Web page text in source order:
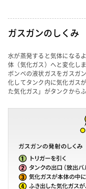
ガスガンのしくみ
水が蒸発すると気体になる
体（気化ガス）へと変化しま
ボンベの液状ガスをガスガ
化してタンク内に気化ガス
た気化ガス」がタンクから